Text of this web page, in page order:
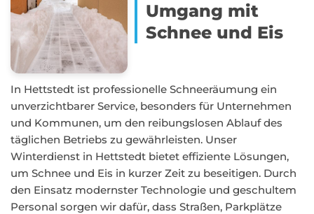
Umgang mit
Schnee und Eis
In Hettstedt ist professionelle Schneeräumung ein
unverzichtbarer Service, besonders für Unternehmen
und Kommunen, um den reibungslosen Ablauf des
täglichen Betriebs zu gewährleisten. Unser
Winterdienst in Hettstedt bietet effiziente Lösungen,
um Schnee und Eis in kurzer Zeit zu beseitigen. Durch
den Einsatz modernster Technologie und geschultem
Personal sorgen wir dafür, dass Straßen, Parkplätze